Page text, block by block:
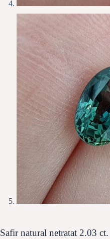
Safir natural netratat 2.03 ct.